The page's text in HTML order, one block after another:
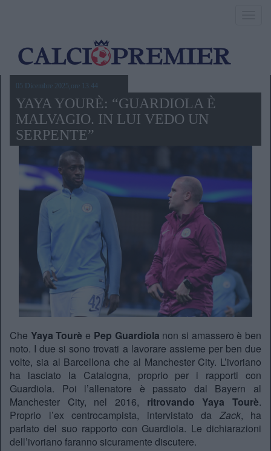
05 Dicembre 2025,ore 13.44
YAYA YOURÈ: “GUARDIOLA È
MALVAGIO. IN LUI VEDO UN
SERPENTE”
Che Yaya Tourè e Pep Guardiola non si amassero è ben
noto. I due si sono trovati a lavorare assieme per ben due
volte, sia al Barcellona che al Manchester City. L’ivoriano
ha lasciato la Catalogna, proprio per i rapporti con
Guardiola. Poi l’allenatore è passato dal Bayern al
Manchester City, nel 2016, ritrovando Yaya Tourè.
Proprio l’ex centrocampista, intervistato da Zack, ha
parlato del suo rapporto con Guardiola. Le dichiarazioni
dell’ivoriano faranno sicuramente discutere.